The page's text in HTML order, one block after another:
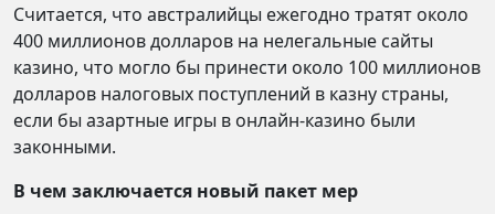
Считается, что австралийцы ежегодно тратят около
400 миллионов долларов на нелегальные сайты
казино, что могло бы принести около 100 миллионов
долларов налоговых поступлений в казну страны,
если бы азартные игры в онлайн-казино были
законными.
В чем заключается новый пакет мер